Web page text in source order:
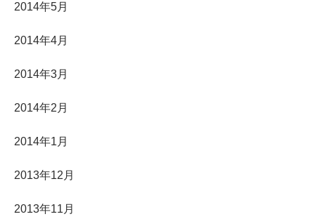
2014年5月
2014年4月
2014年3月
2014年2月
2014年1月
2013年12月
2013年11月